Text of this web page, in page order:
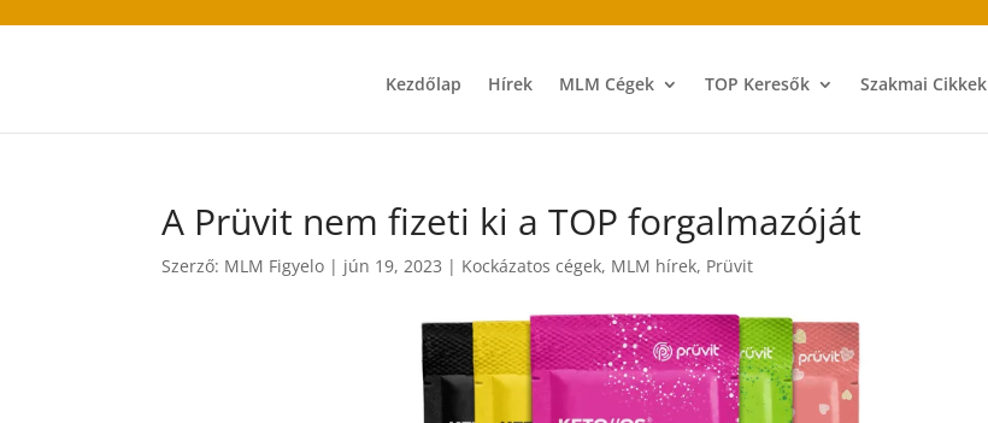
Kezdőlap Hírek MLM Cégek TOP Keresők Szakmai Cikkek
A Prüvit nem fizeti ki a TOP forgalmazóját
Szerző: MLM Figyelo | jún 19, 2023 | Kockázatos cégek, MLM hírek, Prüvit